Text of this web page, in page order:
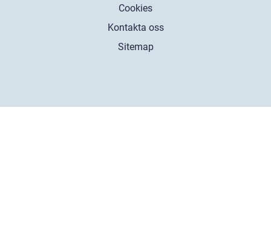
Cookies
Kontakta oss
Sitemap